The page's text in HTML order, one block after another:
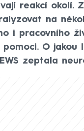
reakcí okolí.
na
i pracovního
O jakou
zeptala